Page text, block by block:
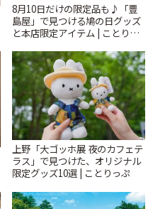
8月10日だけの限定品も♪「豊
島屋」で見つける鳩の日グッズ
と本店限定アイテム | ことりっ
上野「大ゴッホ展 夜のカフェテ
ラス」で見つけた、オリジナル
限定グッズ10選 | ことりっぷ